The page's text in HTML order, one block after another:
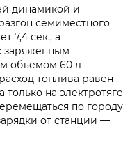
динамикой и
семиместного
7,4 сек., а
заряженным
объемом 60 л
топлива равен
только на электротяге
по городу
от станции —